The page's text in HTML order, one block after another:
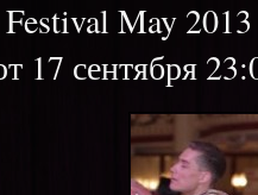
May
17 сентября